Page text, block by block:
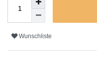
Wunschliste